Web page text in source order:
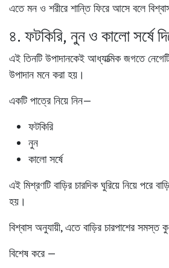
এতে মন ও শরীরে শান্তি ফিরে আসে বলে
৪. ফটকিরি, নুন ও কালো সর্ষে
এই তিনটি উপাদানকেই আধ্যাত্মিক জগতে
উপাদান মনে করা হয়।
একটি পাত্রে নিয়ে নিন—
ফটকিরি
নুন
কালো সর্ষে
এই মিশ্রণটি বাড়ির চারদিক ঘুরিয়ে নিয়ে পরে
হয়।
বিশ্বাস অনুযায়ী, এতে বাড়ির চারপাশের সমস্ত
বিশেষ করে —